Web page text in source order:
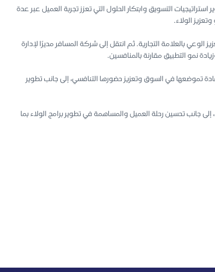
منذ عام 2026م، ويتمتع بخبرة تمتد لسنوات طويلة في تطوير استراتيجيات التسويق وابتكار الحلول التي تعزز تجربة العميل عبر عدة
الولاء.
بالعلامة التجارية. ثم انتقل إلى شركة المسافر مديرًا لإدارة
نمو التطبيق مقارنة بالمنافسين.
إعادة تموضعها في السوق وتعزيز حضورها التنافسي، إلى جانب تطوير
جانب تحسين رحلة العميل والمساهمة في تطوير برامج الولاء بما
مما يعكس خلفية علمية تدعم خبرته العملية في مجالات